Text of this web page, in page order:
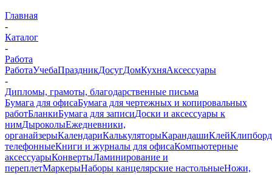
Главная
-
Каталог
-
Работа
РаботаУчебаПраздникДосугДомКухняАксессуары
-
Дипломы, грамоты, благодарственные письма
Бумага для офисаБумага для чертежных и копировальных
работБланкиБумага для записиДоски и аксессуары к
нимДыроколыЕжедневники,
органайзерыКалендариКалькуляторыКарандашиКлей
телефонныеКниги и журналы для офисаКомпьютерные
аксессуарыКонвертыЛаминирование и
переплетМаркерыНаборы канцелярские настольныеНожи,